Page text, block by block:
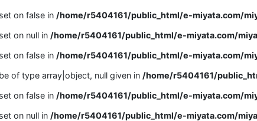
on false in /home/r5404161/public_html/e-miyata.com/
on null in /home/r5404161/public_html/e-miyata.com/
on false in /home/r5404161/public_html/e-miyata.com/
of type array|object, null given in /home/r5404161/
on false in /home/r5404161/public_html/e-miyata.com/
on null in /home/r5404161/public_html/e-miyata.com/